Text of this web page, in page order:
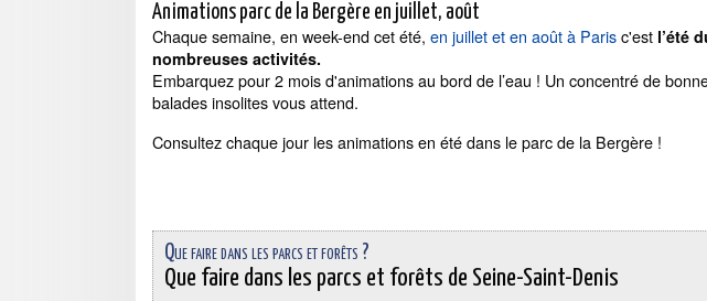
Animations parc de la Bergère en juillet, août
Chaque semaine, en week-end cet été, en juillet et en août à Parisc'est l’été
nombreuses activités.
Embarquez pour 2 mois d'animations au bord de l’eau ! Un concentré de
balades insolites vous attend.
Consultez chaque jour les animations en été dans le parc de la Bergère !
Que faire dans les parcs et forêts ?
Que faire dans les parcs et forêts de Seine-Saint-Denis